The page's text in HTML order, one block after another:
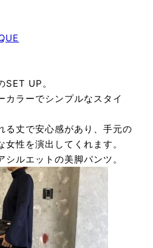
SET UP。
カラーでシンプルなスタイ
る丈で安心感があり、手元の
性を演出してくれます。
ルエットの美脚パンツ。